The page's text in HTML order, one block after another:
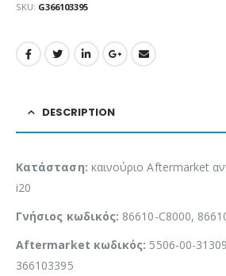
SKU: G366103395
DESCRIPTION
Κατάσταση: καινούριο Aftermarket
i20
Γνήσιος κωδικός: 86610-C8000,
Aftermarket κωδικός: 5506-00-
366103395